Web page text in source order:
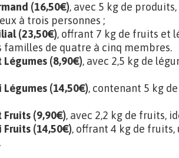
(16,50€), avec 5 kg de
à trois personnes ;
(23,50€), offrant 7 kg de fruits et
familles de quatre à cinq membres.
(8,90€), avec 2,5 kg de
Légumes (14,50€), contenant 5 kg
Fruits (9,90€), avec 2,2 kg de fruits,
Fruits (14,50€), offrant 4 kg de